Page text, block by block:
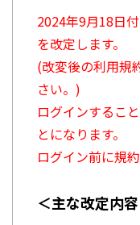
2024年9月18日
を改定します。
(改変後の利用規
さい。)
ログインするこ
とになります。
ログイン前に規
＜主な改定内